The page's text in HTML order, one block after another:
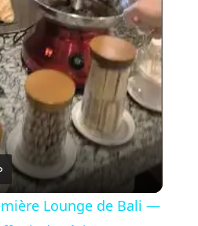
a
y
V
i
Lounge de Bali —